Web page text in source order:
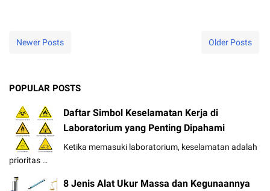
Newer Posts Older Posts
POPULAR POSTS
Daftar Simbol Keselamatan Kerja di
Laboratorium yang Penting Dipahami
Ketika memasuki laboratorium, keselamatan adalah
prioritas …
8 Jenis Alat Ukur Massa dan Kegunaannya